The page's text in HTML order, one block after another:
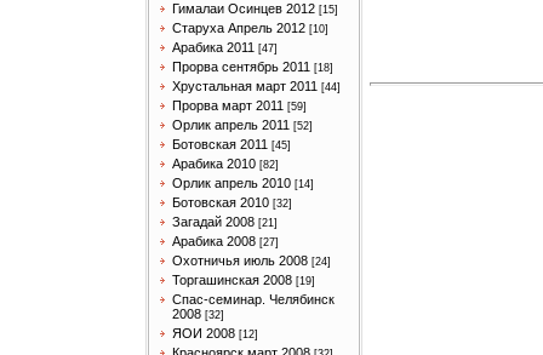
Гималаи Осинцев 2012 [15]
Старуха Апрель 2012 [10]
Арабика 2011 [47]
Прорва сентябрь 2011 [18]
Хрустальная март 2011 [44]
Прорва март 2011 [59]
Орлик апрель 2011 [52]
Ботовская 2011 [45]
Арабика 2010 [82]
Орлик апрель 2010 [14]
Ботовская 2010 [32]
Загадай 2008 [21]
Арабика 2008 [27]
Охотничья июль 2008 [24]
Торгашинская 2008 [19]
Спас-семинар. Челябинск
2008 [32]
ЯОИ 2008 [12]